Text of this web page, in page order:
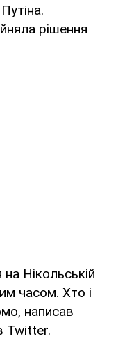
рішення
Нікольській
часом. Хто і
написав
Twitter.